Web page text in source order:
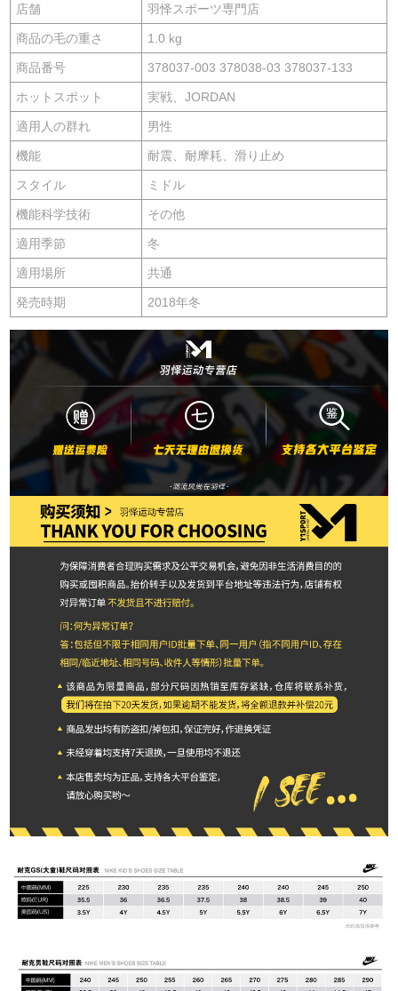
店舗 羽怿スポーツ専門店
商品の毛の重さ 1.0 kg
商品番号 378037-003 378038-03 378037-133
ホットスポット 実戦、JORDAN
適用人の群れ 男性
機能 耐震、耐摩耗、滑り止め
スタイル ミドル
機能科学技術 その他
適用季節 冬
適用場所 共通
発売時期 2018年冬